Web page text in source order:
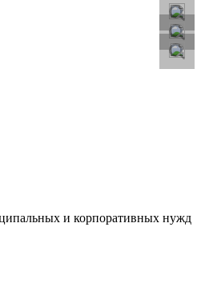
и корпоративных нужд